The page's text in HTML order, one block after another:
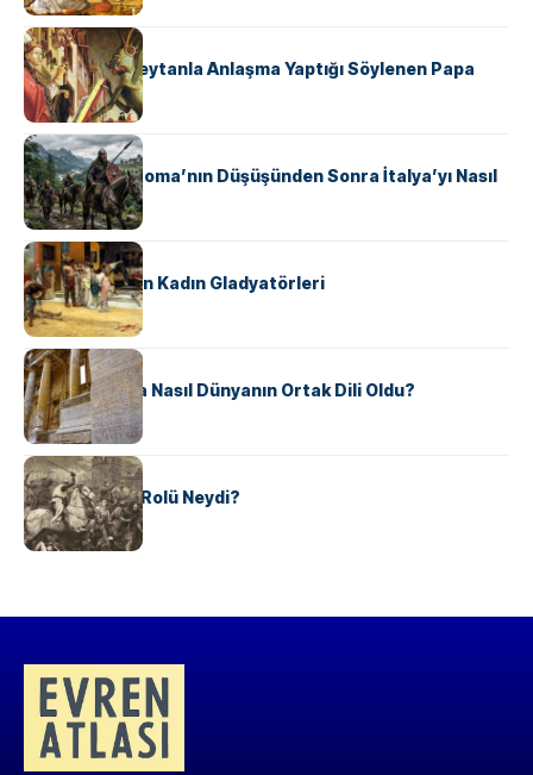
KÜLTÜR
II. Silvester: Şeytanla Anlaşma Yaptığı Söylenen Papa
KÜLTÜR
Ostrogotlar Roma’nın Düşüşünden Sonra İtalya’yı Nasıl
Ele Geçirdi?
KÜLTÜR
Antik Roma’nın Kadın Gladyatörleri
KÜLTÜR
Antik Yunanca Nasıl Dünyanın Ortak Dili Oldu?
KÜLTÜR
Valdensler’in Rolü Neydi?